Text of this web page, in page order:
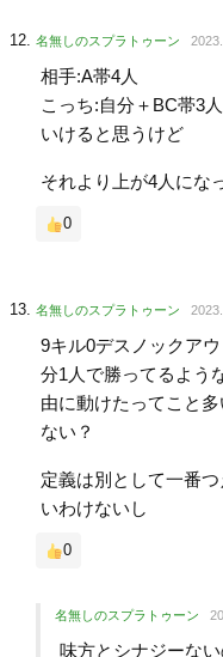
名無しのスプラトゥーン
相手:A帯4人
こっち:自分＋BC帯3
いけると思うけど
それより上が4人にな
0
名無しのスプラトゥーン
9キル0デスノックア
分1人で勝ってるよう
由に動けたってこと
ない？
定義は別として一番
いわけないし
0
名無しのスプラトゥーン
味方とシナジーな